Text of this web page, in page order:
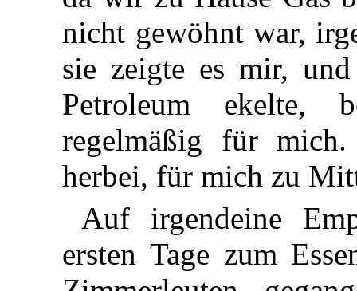
nicht gewöhnt war,
sie zeigte es mir,
Petroleum ekelte,
regelmäßig für
herbei, für mich zu
Auf irgendeine
ersten Tage zum